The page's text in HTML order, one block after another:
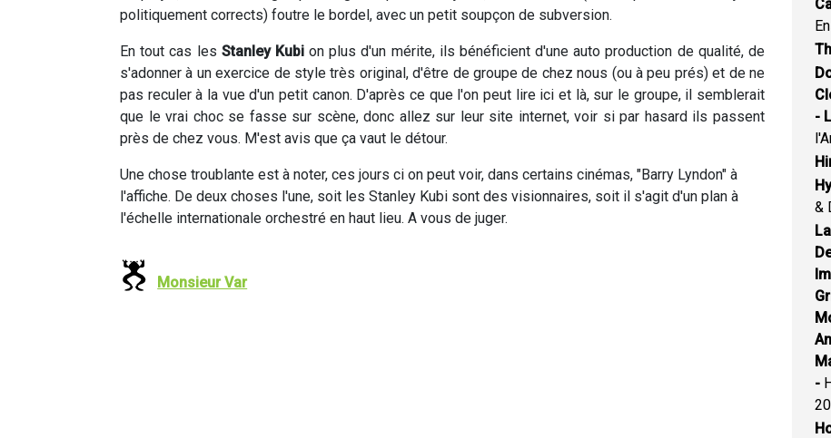
politiquement corrects) foutre le bordel, avec un petit soupçon de subversion.
En tout cas les Stanley Kubion plus d'un mérite, ils bénéficient d'une auto production de qualité, de
s'adonner à un exercice de style très original, d'être de groupe de chez nous (ou à peu prés) et de ne
pas reculer à la vue d'un petit canon. D'après ce que l'on peut lire ici et là, sur le groupe, il semblerait
que le vrai choc se fasse sur scène, donc allez sur leur site internet, voir si par hasard ils passent
près de chez vous. M'est avis que ça vaut le détour.
Une chose troublante est à noter, ces jours ci on peut voir, dans certains cinémas, "Barry Lyndon" à
l'affiche. De deux choses l'une, soit les Stanley Kubi sont des visionnaires, soit il s'agit d'un plan à
l'échelle internationale orchestré en haut lieu. A vous de juger.
Monsieur Var
-
&
-